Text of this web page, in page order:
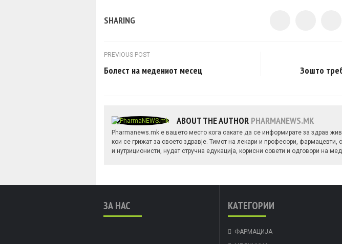
SHARING
Post navigation
PREVIOUS POST
Болест на медениот месец
Зошто
ABOUT THE AUTHOR PHARMANEWS.MK
Pharmanews.mk е вашето место кога сакате да се информирате за здрав
кои се грижат за своето здравје. Тимот на лекари и професори, фармацевти,
и нутриционисти, нудат стручна едукација, корисни совети и одговори на
ЗА НАС КАТЕГОРИИ
ФАРМАЦИЈА